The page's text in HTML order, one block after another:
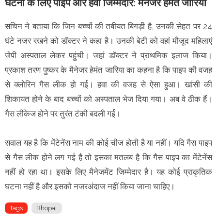
घटना के लिए पाइप और हवा जिम्मेदार: मैनेजर हेमंत जारिया
सचिन ने बताया कि जिन बच्चों की तबीयत बिगड़ी है, उनकी सेहत पर 24
घंटे नजर रखने को डॉक्टर ने कहा है। उनकी बेटी को वहां मौजूद महिलाएं
जेपी अस्पताल लेकर पहुंची। जहां डॉक्टर ने प्राथमिक इलाज किया।
प्रकाश तरण पुष्कर के मैनेजर हेमंत जारिया का कहना है कि पाइप की वजह
से क्लोरिन गैस लीक हो गई। हवा की वजह से ऐसा हुआ। खांसी की
शिकायत होने के बाद बच्चों को अस्पताल भेज दिया गया। अब वे ठीक हैं।
गैस लीकेज होने पर तुरंत टंकी बदली गई।
सवाल यह है कि मेंटेनेंस नाम की कोई चीज होती है या नहीं। यदि गैस पाइप
से गैस लीक होने लग गई है तो इसका मतलब है कि गैस पाइप का मेंटेनेंस
नहीं हो रहा था। इसके लिए मैनेजमेंट जिम्मेदार है। यह कोई प्राकृतिक
घटना नहीं है और इसको नजरअंदाज नहीं किया जाना चाहिए।
Tags Bhopal